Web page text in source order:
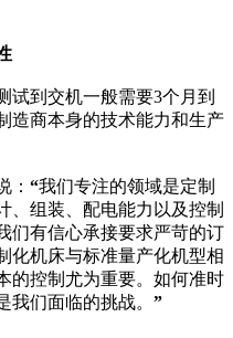
到交机一般需要3个月到
造商本身的技术能力和生产
“我们专注的领域是定制
、组装、配电能力以及控制
们有信心承接要求严苛的订
化机床与标准量产化机型相
的控制尤为重要。如何准时
们面临的挑战。 ”